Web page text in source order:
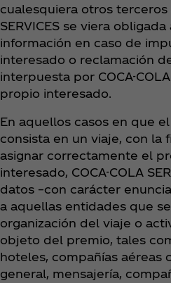
cualesquiera otros terceros
SERVICES se viera
información en caso de
interesado o reclamación
interpuesta por COCA-
propio interesado.
En aquellos casos en que
consista en un viaje, con la
asignar correctamente el
interesado, COCA-COLA
datos –con carácter
a aquellas entidades que
organización del viaje o
objeto del premio, tales
hoteles, compañías aéreas
general, mensajería,